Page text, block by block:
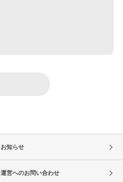
お知らせ
運営へのお問い合わせ